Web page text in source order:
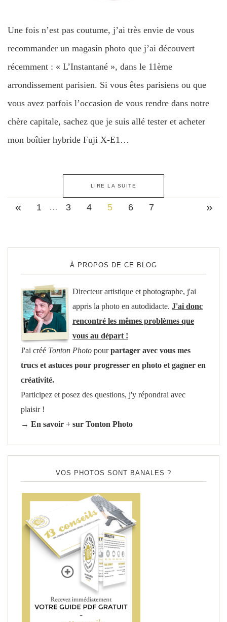
Une fois n’est pas coutume, j’ai très envie de vous
recommander un magasin photo que j’ai découvert
récemment : « L’Instantané », dans le 11ème
arrondissement parisien. Si vous êtes parisiens ou que
vous avez parfois l’occasion de vous rendre dans notre
chère capitale, sachez que je suis allé tester et acheter
mon boîtier hybride Fuji X-E1…
LIRE LA SUITE
« 1 … 3 4 5 6 7 »
À PROPOS DE CE BLOG
Directeur artistique et photographe, j'ai
appris la photo en autodidacte. J'ai donc
rencontré les mêmes problèmes que
vous au départ !
J'ai créé Tonton Photo pourpartager avec vous mes
trucs et astuces pour progresser en photo et gagner en
créativité.
Participez et posez des questions, j'y répondrai avec
plaisir !
→ En savoir + sur Tonton Photo
VOS PHOTOS SONT BANALES ?